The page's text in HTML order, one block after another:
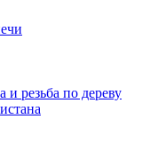
и резьба по дереву